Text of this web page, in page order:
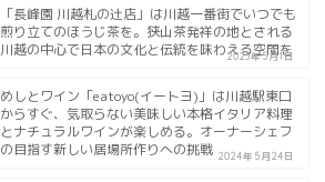
「長峰園 川越札の辻店」は川越一番街でいつでも
煎り立てのほうじ茶を。狭山茶発祥の地とされる
川越の中心で日本の文化と伝統を味わえる空間を
2023年5月1日
めしとワイン「eatoyo(イートヨ)」は川越駅東口
からすぐ、気取らない美味しい本格イタリア料理
とナチュラルワインが楽しめる。オーナーシェフ
の目指す新しい居場所作りへの挑戦 2024年5月24日